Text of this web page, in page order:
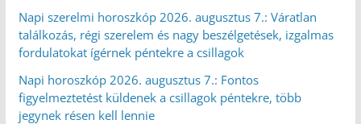
Napi szerelmi horoszkóp 2026. augusztus 7.: Váratlan
találkozás, régi szerelem és nagy beszélgetések, izgalmas
fordulatokat ígérnek péntekre a csillagok
Napi horoszkóp 2026. augusztus 7.: Fontos
figyelmeztetést küldenek a csillagok péntekre, több
jegynek résen kell lennie